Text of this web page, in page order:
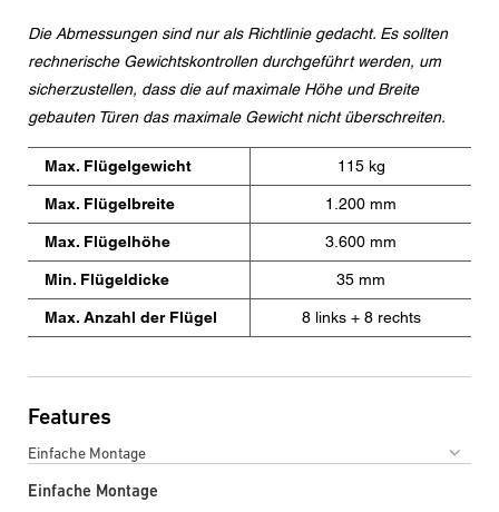
Die Abmessungen sind nur als Richtlinie gedacht. Es sollten
rechnerische Gewichtskontrollen durchgeführt werden, um
sicherzustellen, dass die auf maximale Höhe und Breite
gebauten Türen das maximale Gewicht nicht überschreiten.
Max. Flügelgewicht 115 kg
Max. Flügelbreite 1.200 mm
Max. Flügelhöhe 3.600 mm
Min. Flügeldicke 35 mm
Max. Anzahl der Flügel 8 links + 8 rechts
Features
Einfache Montage
Einfache Montage
den aktuelle Datenschutzrichtlinien.